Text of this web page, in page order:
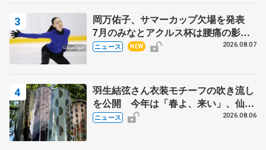
岡万佑子、サマーカップ欠場を発表
7月のみなとアクルス杯は腰痛の影響
で
ニュース NEW 2026.08.07
羽生結弦さん衣装モチーフの吹き流し
を公開 今年は「春よ、来い」、仙台
の瑞鳳殿
ニュース 2026.08.06